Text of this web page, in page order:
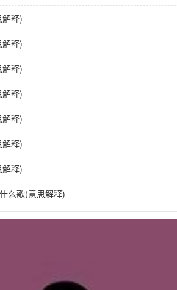
释)
解释)
释)
释)
释)
释)
释)
么歌(意思解释)